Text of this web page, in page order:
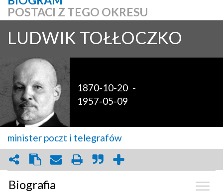
SZUKANA FRAZA
POSTACI Z TEGO OKRESU
LUDWIK TOŁŁOCZKO
1870-10-20 -
1957-05-09
minister poczt i telegrafów
Biografia